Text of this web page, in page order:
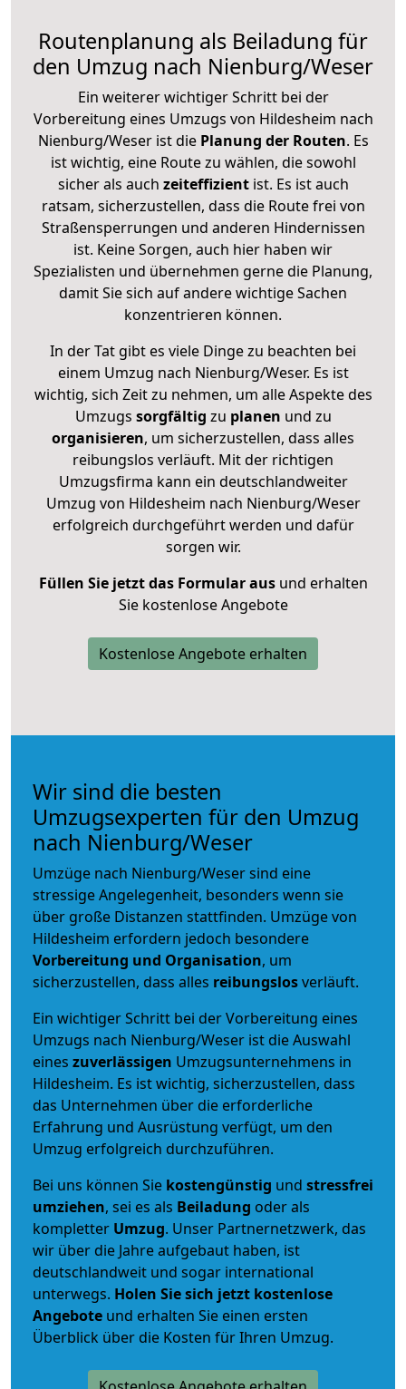
Routenplanung als Beiladung für
den Umzug nach Nienburg/Weser
Ein weiterer wichtiger Schritt bei der
Vorbereitung eines Umzugs von Hildesheim nach
Nienburg/Weser ist diePlanung der Routen. Es
ist wichtig, eine Route zu wählen, die sowohl
sicher als auch zeiteffizientist. Es ist auch
ratsam, sicherzustellen, dass die Route frei von
Straßensperrungen und anderen Hindernissen
ist. Keine Sorgen, auch hier haben wir
Spezialisten und übernehmen gerne die Planung,
damit Sie sich auf andere wichtige Sachen
konzentrieren können.
In der Tat gibt es viele Dinge zu beachten bei
einem Umzug nach Nienburg/Weser. Es ist
wichtig, sich Zeit zu nehmen, um alle Aspekte des
Umzugs sorgfältig zu planen und zu
organisieren, um sicherzustellen, dass alles
reibungslos verläuft. Mit der richtigen
Umzugsfirma kann ein deutschlandweiter
Umzug von Hildesheim nach Nienburg/Weser
erfolgreich durchgeführt werden und dafür
sorgen wir.
Füllen Sie jetzt das Formular ausund erhalten
Sie kostenlose Angebote
Kostenlose Angebote erhalten
Wir sind die besten
Umzugsexperten für den Umzug
nach Nienburg/Weser
Umzüge nach Nienburg/Weser sind eine
stressige Angelegenheit, besonders wenn sie
über große Distanzen stattfinden. Umzüge von
Hildesheim erfordern jedoch besondere
Vorbereitung und Organisation, um
sicherzustellen, dass alles reibungslosverläuft.
Ein wichtiger Schritt bei der Vorbereitung eines
Umzugs nach Nienburg/Weser ist die Auswahl
eines zuverlässigen Umzugsunternehmens in
Hildesheim. Es ist wichtig, sicherzustellen, dass
das Unternehmen über die erforderliche
Erfahrung und Ausrüstung verfügt, um den
Umzug erfolgreich durchzuführen.
Bei uns können Sie kostengünstig und stressfrei
umziehen, sei es als Beiladung oder als
kompletter Umzug. Unser Partnernetzwerk, das
wir über die Jahre aufgebaut haben, ist
deutschlandweit und sogar international
unterwegs. Holen Sie sich jetzt kostenlose
Angebote und erhalten Sie einen ersten
Überblick über die Kosten für Ihren Umzug.